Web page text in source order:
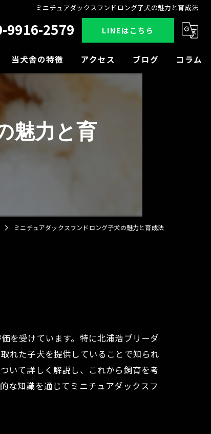
ミニチュアダックスフンドロング子犬の魅力と育成法
9916-2579 LINEはこちら
当犬舎の特徴
販売
見学
小型犬
アクセス ブログ コラム
魅力と育
ミニチュアダックスフンドロング子犬の魅力と育成法
を受けています。特に北浦浩ブリーダ
れた子犬を提供していることで知られ
いて詳しく解説し、これから飼育を考
な知識を通じてミニチュアダックスフ